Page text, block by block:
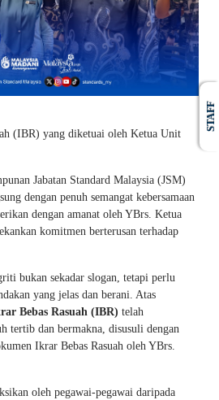
(IBR) yang diketuai oleh Ketua Unit
Jabatan Standard Malaysia (JSM)
dengan penuh semangat kebersamaan
dengan amanat oleh YBrs. Ketua
komitmen berterusan terhadap
bukan sekadar slogan, tetapi perlu
yang jelas dan berani. Atas
Bebas Rasuah (IBR) telah
tertib dan bermakna, disusuli dengan
Ikrar Bebas Rasuah oleh YBrs.
oleh pegawai-pegawai daripada
STAFF